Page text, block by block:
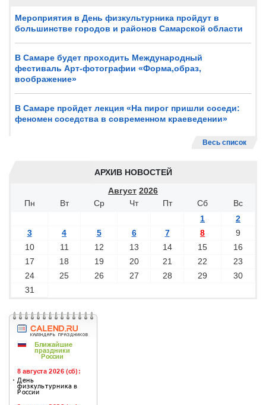
Мероприятия в День физкультурника пройдут в
большинстве городов и районов Самарской области
В Самаре будет проходить Международный
фестиваль Арт-фотографии «Форма,образ,
воображение»
В Самаре пройдет лекция «На пирог пришли соседи:
феномен соседства в современном краеведении»
Весь список
АРХИВ НОВОСТЕЙ
Август 2026
Пн
Вт Ср Чт Пт Сб
Вс
1
2
3
4 5 6 7 8
9
10
11 12 13 14 15
16
17
18 19 20 21 22
23
24
25 26 27 28 29
30
31